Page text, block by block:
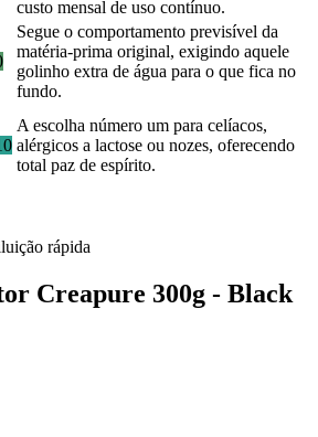
custo mensal de uso contínuo.
Segue o comportamento previsível da
matéria-prima original, exigindo aquele
golinho extra de água para o que fica no
fundo.
A escolha número um para celíacos,
alérgicos a lactose ou nozes, oferecendo
total paz de espírito.
rápida
Creapure 300g - Black